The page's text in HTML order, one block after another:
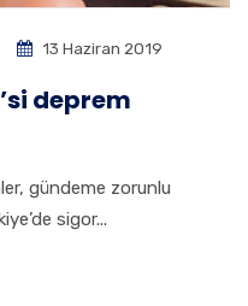
13 Haziran 2019
deprem
gündeme zorunlu
sigor...